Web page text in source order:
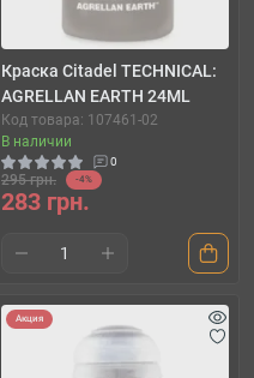
Краска Citadel TECHNICAL:
AGRELLAN EARTH 24ML
Код товара: 107461-02
В наличии
0
295 грн. -4%
283 грн.
Акция